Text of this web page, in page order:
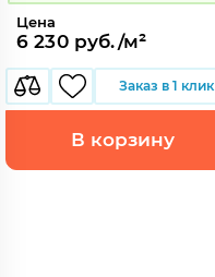
Цена
6 230 руб./м²
Заказ в 1 клик
В корзину